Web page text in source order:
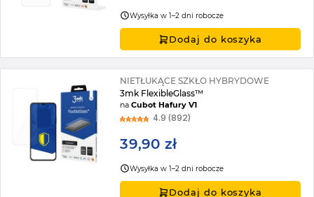
Wysyłka w 1–2 dni robocze
Dodaj do koszyka
NIETŁUKĄCE SZKŁO HYBRYDOWE
3mk FlexibleGlass™
naCubot Hafury V1
4.9 (892)
39,90 zł
Wysyłka w 1–2 dni robocze
Dodaj do koszyka